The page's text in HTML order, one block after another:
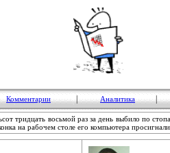
Комментарии Аналитика
тридцать восьмой раз за день выбило по
на рабочем столе его компьютера